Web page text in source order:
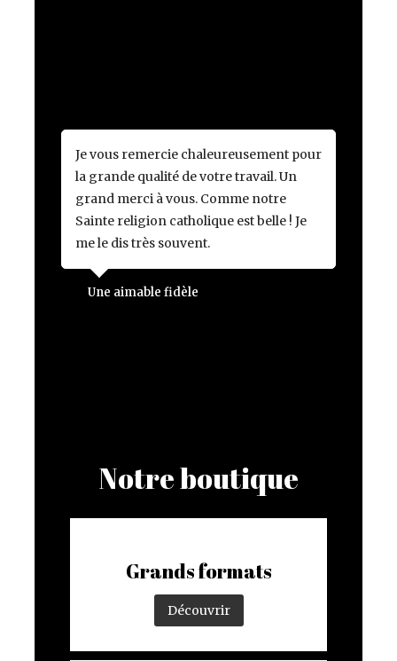
Je vous remercie chaleureusement pour
la grande qualité de votre travail. Un
grand merci à vous. Comme notre
Sainte religion catholique est belle ! Je
me le dis très souvent.
Une aimable fidèle
Notre boutique
Grands formats
Découvrir